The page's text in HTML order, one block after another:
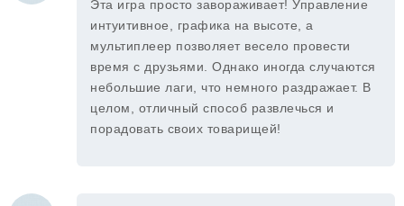
Эта игра просто завораживает! Управление
интуитивное, графика на высоте, а
мультиплеер позволяет весело провести
время с друзьями. Однако иногда случаются
небольшие лаги, что немного раздражает. В
целом, отличный способ развлечься и
порадовать своих товарищей!